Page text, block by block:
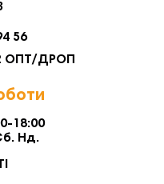
56
ОПТ/ДРОП
18:00
Нд.